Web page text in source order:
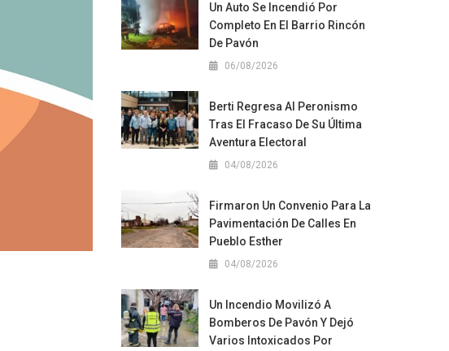
Un Auto Se Incendió Por
Completo En El Barrio Rincón
De Pavón
06/08/2026
Berti Regresa Al Peronismo
Tras El Fracaso De Su Última
Aventura Electoral
04/08/2026
Firmaron Un Convenio Para La
Pavimentación De Calles En
Pueblo Esther
04/08/2026
Un Incendio Movilizó A
Bomberos De Pavón Y Dejó
Varios Intoxicados Por